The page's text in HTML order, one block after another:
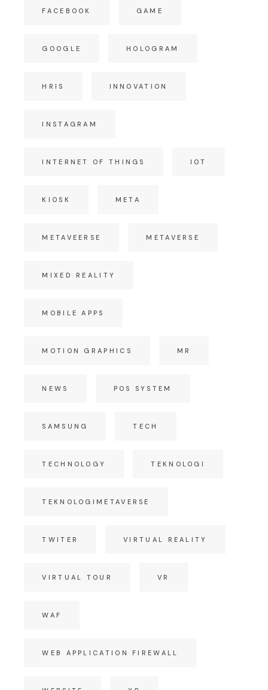
FACEBOOK GAME
GOOGLE HOLOGRAM
HRIS INNOVATION
INSTAGRAM
INTERNET OF THINGS IOT
KIOSK META
METAVEERSE METAVERSE
MIXED REALITY
MOBILE APPS
MOTION GRAPHICS MR
NEWS POS SYSTEM
SAMSUNG TECH
TECHNOLOGY TEKNOLOGI
TEKNOLOGIMETAVERSE
TWITER VIRTUAL REALITY
VIRTUAL TOUR VR
WAF
WEB APPLICATION FIREWALL